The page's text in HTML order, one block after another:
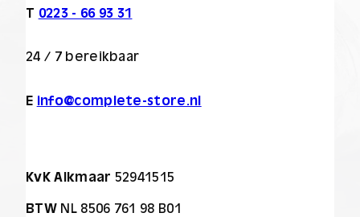
T 0223 - 66 93 31
24 / 7 bereikbaar
E info@complete-store.nl
KvK Alkmaar 52941515
BTW NL 8506 761 98 B01